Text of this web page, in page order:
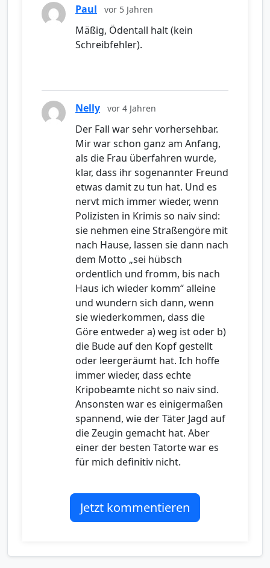
Paul vor 5 Jahren
Mäßig, Ödentall halt (kein
Schreibfehler).
Nelly vor 4 Jahren
Der Fall war sehr vorhersehbar.
Mir war schon ganz am Anfang,
als die Frau überfahren wurde,
klar, dass ihr sogenannter Freund
etwas damit zu tun hat. Und es
nervt mich immer wieder, wenn
Polizisten in Krimis so naiv sind:
sie nehmen eine Straßengöre mit
nach Hause, lassen sie dann nach
dem Motto „sei hübsch
ordentlich und fromm, bis nach
Haus ich wieder komm“ alleine
und wundern sich dann, wenn
sie wiederkommen, dass die
Göre entweder a) weg ist oder b)
die Bude auf den Kopf gestellt
oder leergeräumt hat. Ich hoffe
immer wieder, dass echte
Kripobeamte nicht so naiv sind.
Ansonsten war es einigermaßen
spannend, wie der Täter Jagd auf
die Zeugin gemacht hat. Aber
einer der besten Tatorte war es
für mich definitiv nicht.
Jetzt kommentieren